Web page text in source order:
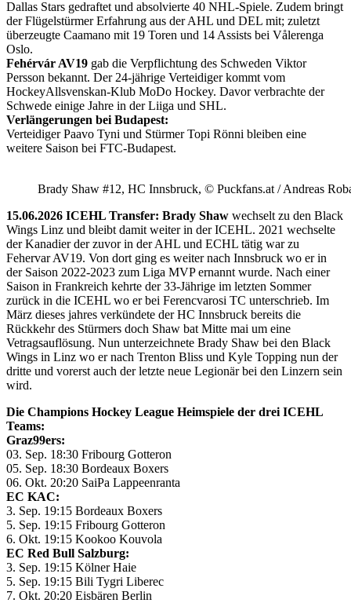
Dallas Stars gedraftet und absolvierte 40 NHL-Spiele. Zudem bringt
der Flügelstürmer Erfahrung aus der AHL und DEL mit; zuletzt
überzeugte Caamano mit 19 Toren und 14 Assists bei Vålerenga
Oslo.
Fehérvár AV19 gab die Verpflichtung des Schweden Viktor
Persson bekannt. Der 24-jährige Verteidiger kommt vom
HockeyAllsvenskan-Klub MoDo Hockey. Davor verbrachte der
Schwede einige Jahre in der Liiga und SHL.
Verlängerungen bei Budapest:
Verteidiger Paavo Tyni und Stürmer Topi Rönni bleiben eine
weitere Saison bei FTC-Budapest.
Brady Shaw #12, HC Innsbruck, © Puckfans.at / Andreas
15.06.2026 ICEHL Transfer: Brady Shaw wechselt zu den Black
Wings Linz und bleibt damit weiter in der ICEHL. 2021 wechselte
der Kanadier der zuvor in der AHL und ECHL tätig war zu
Fehervar AV19. Von dort ging es weiter nach Innsbruck wo er in
der Saison 2022-2023 zum Liga MVP ernannt wurde. Nach einer
Saison in Frankreich kehrte der 33-Jährige im letzten Sommer
zurück in die ICEHL wo er bei Ferencvarosi TC unterschrieb. Im
März dieses jahres verkündete der HC Innsbruck bereits die
Rückkehr des Stürmers doch Shaw bat Mitte mai um eine
Vetragsauflösung. Nun unterzeichnete Brady Shaw bei den Black
Wings in Linz wo er nach Trenton Bliss und Kyle Topping nun der
dritte und vorerst auch der letzte neue Legionär bei den Linzern sein
wird.
Die Champions Hockey League Heimspiele der drei ICEHL
Teams:
Graz99ers:
03. Sep. 18:30 Fribourg Gotteron
05. Sep. 18:30 Bordeaux Boxers
06. Okt. 20:20 SaiPa Lappeenranta
EC KAC:
3. Sep. 19:15 Bordeaux Boxers
5. Sep. 19:15 Fribourg Gotteron
6. Okt. 19:15 Kookoo Kouvola
EC Red Bull Salzburg:
3. Sep. 19:15 Kölner Haie
5. Sep. 19:15 Bili Tygri Liberec
7. Okt. 20:20 Eisbären Berlin